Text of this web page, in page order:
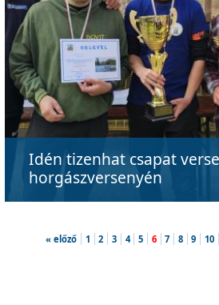
Idén tizenhat csapat
horgászversenyén
« előző 1 2 3 4 5 6 7 8 9 10